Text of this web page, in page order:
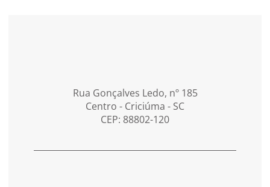
Rua Gonçalves Ledo, nº 185
Centro - Criciúma - SC
CEP: 88802-120